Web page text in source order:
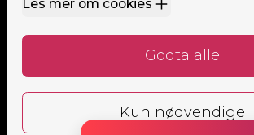
Grunnkurs MC
Bestill time